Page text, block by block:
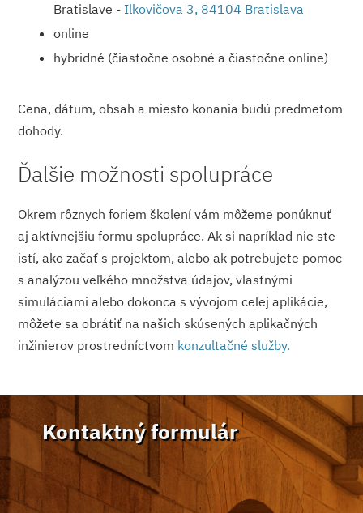
Bratislave - Ilkovičova 3, 84104 Bratislava
online
hybridné (čiastočne osobné a čiastočne online)
Cena, dátum, obsah a miesto konania budú predmetom
dohody.
Ďalšie možnosti spolupráce
Okrem rôznych foriem školení vám môžeme ponúknuť
aj aktívnejšiu formu spolupráce. Ak si napríklad nie ste
istí, ako začať s projektom, alebo ak potrebujete pomoc
s analýzou veľkého množstva údajov, vlastnými
simuláciami alebo dokonca s vývojom celej aplikácie,
môžete sa obrátiť na našich skúsených aplikačných
inžinierov prostredníctvom konzultačné služby.
Kontaktný formulár